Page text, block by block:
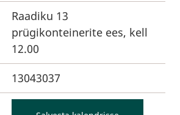
Raadiku 13
prügikonteinerite ees, kell
12.00
13043037